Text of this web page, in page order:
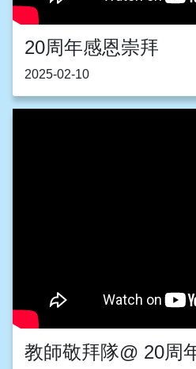
20周年感恩崇拜
2025-02-10
教師敬拜隊@ 20周